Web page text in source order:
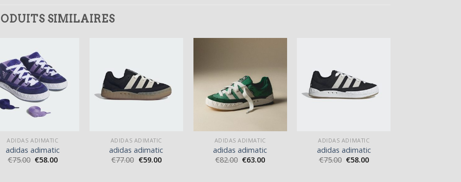
SIMILAIRES
ADIDAS ADIMATIC
adidas adimatic
€75.00 €58.00
ADIDAS ADIMATIC
adidas adimatic
€77.00 €59.00
ADIDAS ADIMATIC
adidas adimatic
€82.00 €63.00
ADIDAS ADIMATIC
adidas adimatic
€75.00 €58.00